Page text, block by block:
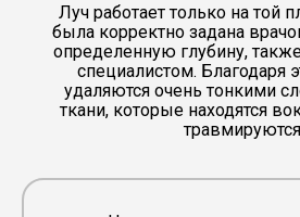
Луч работает только на той
была корректно задана
определенную глубину,
специалистом. Благодаря
удаляются очень тонкими
ткани, которые находятся